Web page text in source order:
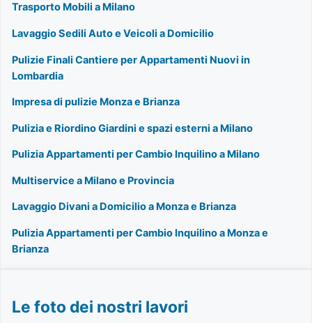
Trasporto Mobili a Milano
Lavaggio Sedili Auto e Veicoli a Domicilio
Pulizie Finali Cantiere per Appartamenti Nuovi in
Lombardia
Impresa di pulizie Monza e Brianza
Pulizia e Riordino Giardini e spazi esterni a Milano
Pulizia Appartamenti per Cambio Inquilino a Milano
Multiservice a Milano e Provincia
Lavaggio Divani a Domicilio a Monza e Brianza
Pulizia Appartamenti per Cambio Inquilino a Monza e
Brianza
Le foto dei nostri lavori